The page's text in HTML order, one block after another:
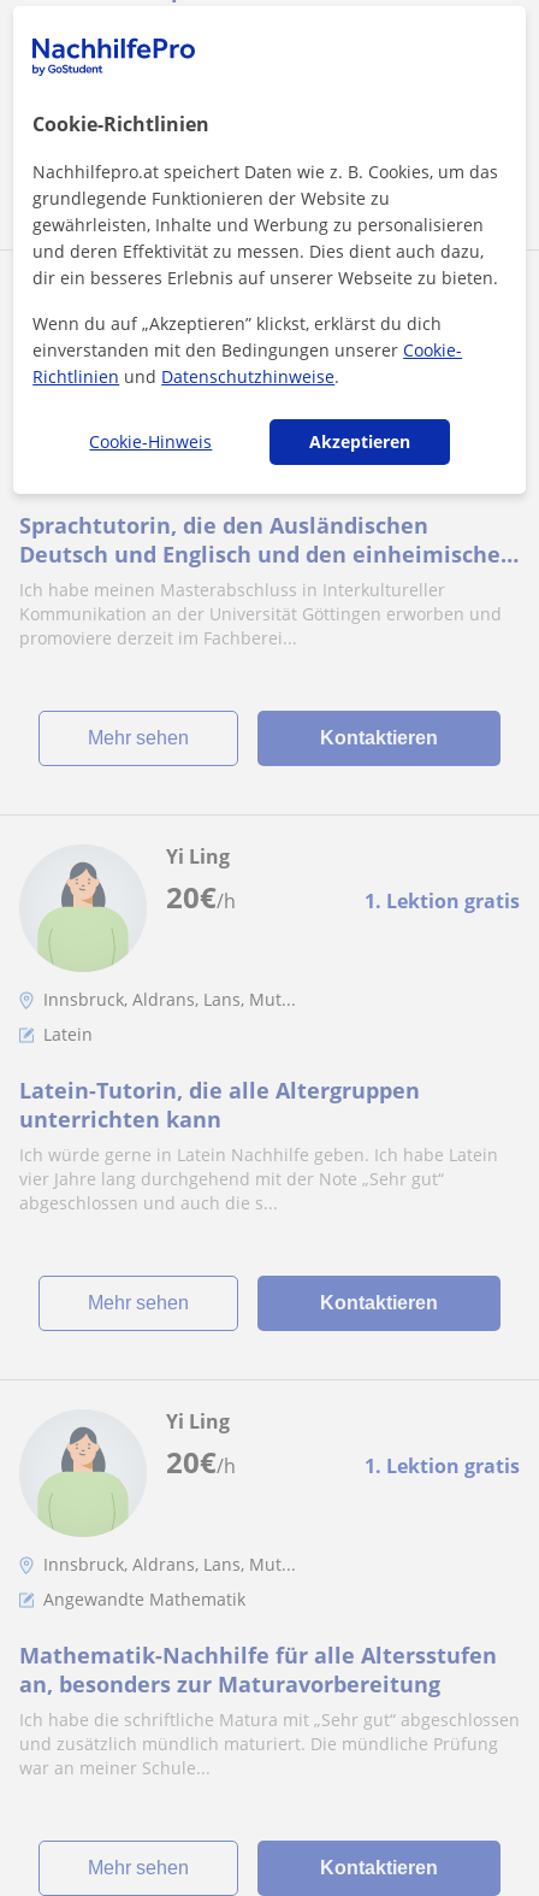
have always been my passion, that's why I speak Italian,
English, French and a b...
Mehr sehen Kontaktieren
40€/h
Luxi
Innsbruck, Aldrans, Ampass, L...
Sprachtutorin, die den Ausländischen
Deutsch und Englisch und den einheimischen
interessierten Chinesisch und Japanisch
beibringt
Ich habe meinen Masterabschluss in Interkultureller
Kommunikation an der Universität Göttingen erworben und
promoviere derzeit im Fachberei...
Mehr sehen Kontaktieren
20€/h 1. Lektion gratis
Yi Ling
Innsbruck, Aldrans, Lans, Mut...
Latein
Latein-Tutorin, die alle Altergruppen
unterrichten kann
Ich würde gerne in Latein Nachhilfe geben. Ich habe Latein
vier Jahre lang durchgehend mit der Note „Sehr gut“
abgeschlossen und auch die s...
Mehr sehen Kontaktieren
20€/h 1. Lektion gratis
Yi Ling
Innsbruck, Aldrans, Lans, Mut...
Angewandte Mathematik
Mathematik-Nachhilfe für alle Altersstufen
an, besonders zur Maturavorbereitung
Ich habe die schriftliche Matura mit „Sehr gut“ abgeschlossen
und zusätzlich mündlich maturiert. Die mündliche Prüfung
war an meiner Schule...
Mehr sehen Kontaktieren
Cookie-Richtlinien
Nachhilfepro.at speichert Daten wie z. B. Cookies, um das
grundlegende Funktionieren der Website zu
gewährleisten, Inhalte und Werbung zu personalisieren
und deren Effektivität zu messen. Dies dient auch dazu,
dir ein besseres Erlebnis auf unserer Webseite zu bieten.
Wenn du auf „Akzeptieren” klickst, erklärst du dich
einverstanden mit den Bedingungen unsererCookie-
Richtlinien und Datenschutzhinweise.
Cookie-Hinweis Akzeptieren